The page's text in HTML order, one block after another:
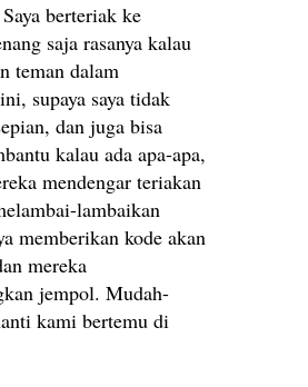
berteriak ke
saja rasanya kalau
teman dalam
supaya saya tidak
dan juga bisa
kalau ada apa-apa,
mendengar teriakan
lambaikan
memberikan kode akan
mereka
jempol. Mudah-
kami bertemu di